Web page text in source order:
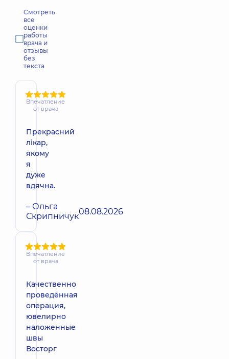
Смотреть
все
оценки
работы
врача и
отзывы
без
текста
Впечатление
от врача
Прекрасний
лікар,
якому
я
дуже
вдячна.
– Ольга
Скрипничук08.08.2026
Впечатление
от врача
Качественно
проведённая
операция,
ювелирно
наложенные
швы
Восторг